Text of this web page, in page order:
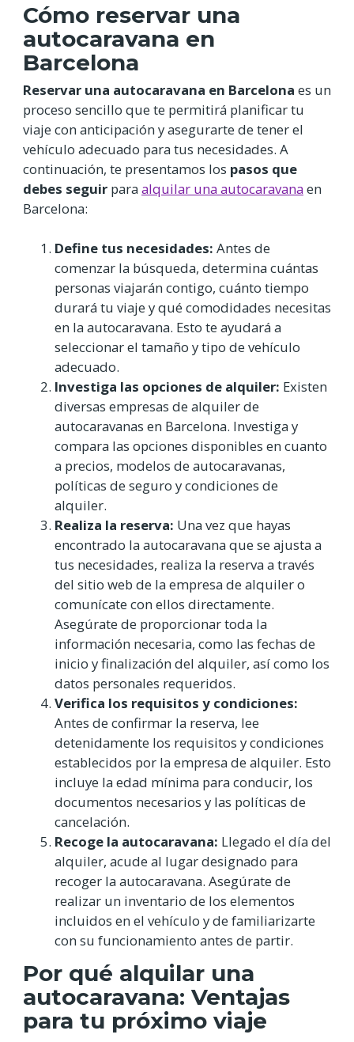
Cómo reservar una
autocaravana en
Barcelona
Reservar una autocaravana en Barcelona es un
proceso sencillo que te permitirá planificar tu
viaje con anticipación y asegurarte de tener el
vehículo adecuado para tus necesidades. A
continuación, te presentamos los pasos que
debes seguir paraalquilar una autocaravanaen
Barcelona:
Define tus necesidades: Antes de
comenzar la búsqueda, determina cuántas
personas viajarán contigo, cuánto tiempo
durará tu viaje y qué comodidades necesitas
en la autocaravana. Esto te ayudará a
seleccionar el tamaño y tipo de vehículo
adecuado.
Investiga las opciones de alquiler: Existen
diversas empresas de alquiler de
autocaravanas en Barcelona. Investiga y
compara las opciones disponibles en cuanto
a precios, modelos de autocaravanas,
políticas de seguro y condiciones de
alquiler.
Realiza la reserva: Una vez que hayas
encontrado la autocaravana que se ajusta a
tus necesidades, realiza la reserva a través
del sitio web de la empresa de alquiler o
comunícate con ellos directamente.
Asegúrate de proporcionar toda la
información necesaria, como las fechas de
inicio y finalización del alquiler, así como los
datos personales requeridos.
Verifica los requisitos y condiciones:
Antes de confirmar la reserva, lee
detenidamente los requisitos y condiciones
establecidos por la empresa de alquiler. Esto
incluye la edad mínima para conducir, los
documentos necesarios y las políticas de
cancelación.
Recoge la autocaravana: Llegado el día del
alquiler, acude al lugar designado para
recoger la autocaravana. Asegúrate de
realizar un inventario de los elementos
incluidos en el vehículo y de familiarizarte
con su funcionamiento antes de partir.
Por qué alquilar una
autocaravana: Ventajas
para tu próximo viaje